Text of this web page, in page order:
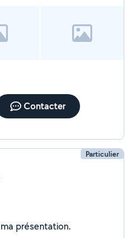
Contacter
Particulier
Je n'ai pas encore renseigné ma présentation.